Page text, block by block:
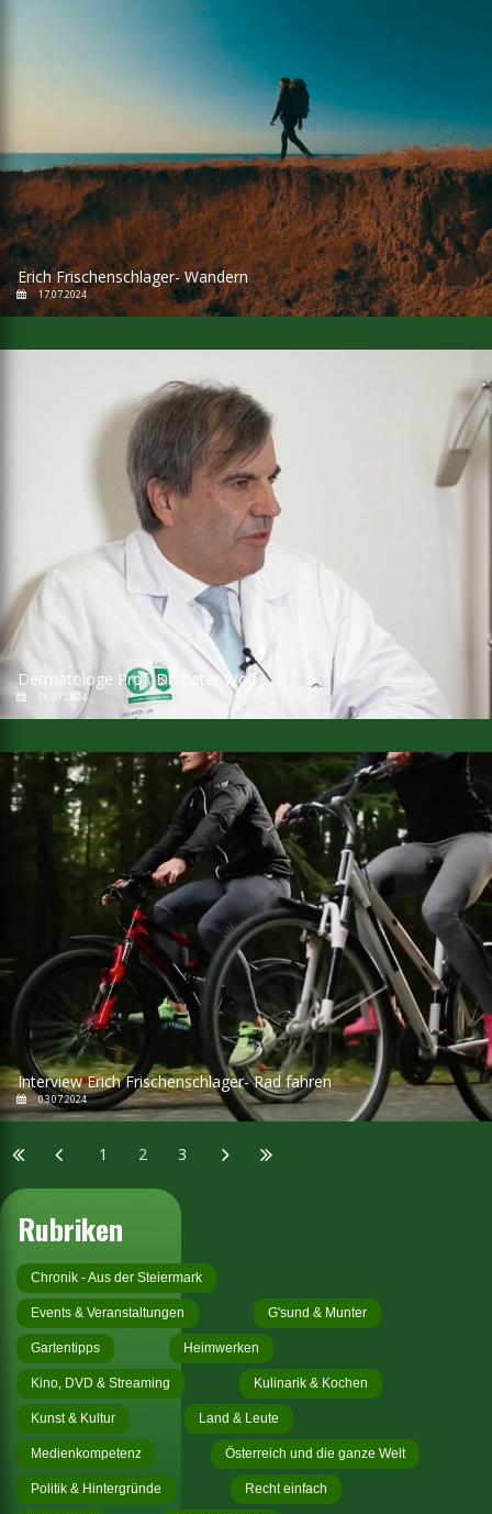
Erich Frischenschlager- Wandern
17.07.2024
Dermatologe Prof. Dr. Peter Wolf
06.07.2024
Interview Erich Frischenschlager- Rad fahren
03.07.2024
1 2 3
Rubriken
Chronik - Aus der Steiermark
Events & Veranstaltungen G'sund & Munter
Gartentipps Heimwerken
Kino, DVD & Streaming Kulinarik & Kochen
Kunst & Kultur Land & Leute
Medienkompetenz Österreich und die ganze Welt
Politik & Hintergründe Recht einfach